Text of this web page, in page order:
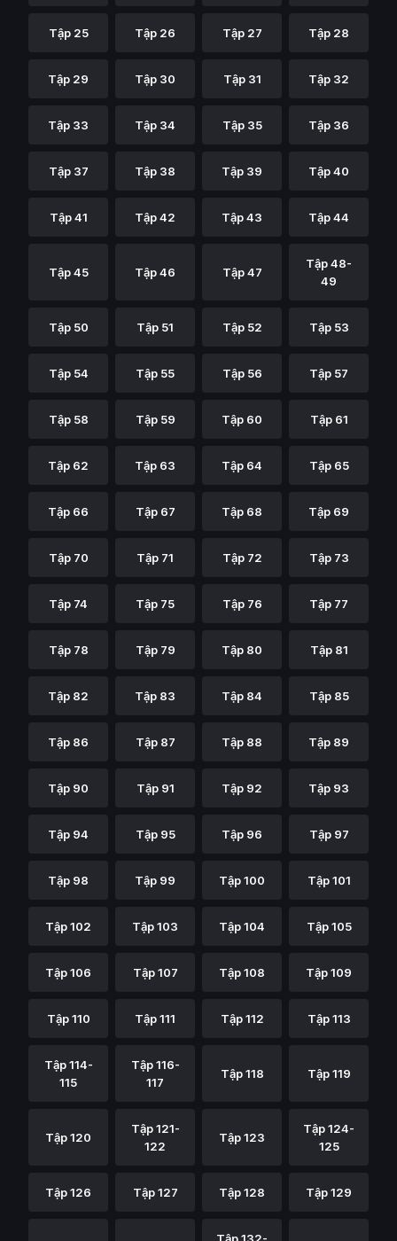
Tập 25 Tập 26 Tập 27 Tập 28
Tập 29 Tập 30 Tập 31 Tập 32
Tập 33 Tập 34 Tập 35 Tập 36
Tập 37 Tập 38 Tập 39 Tập 40
Tập 41 Tập 42 Tập 43 Tập 44
Tập 45 Tập 46 Tập 47
Tập 48-
49
Tập 50 Tập 51 Tập 52 Tập 53
Tập 54 Tập 55 Tập 56 Tập 57
Tập 58 Tập 59 Tập 60 Tập 61
Tập 62 Tập 63 Tập 64 Tập 65
Tập 66 Tập 67 Tập 68 Tập 69
Tập 70 Tập 71 Tập 72 Tập 73
Tập 74 Tập 75 Tập 76 Tập 77
Tập 78 Tập 79 Tập 80 Tập 81
Tập 82 Tập 83 Tập 84 Tập 85
Tập 86 Tập 87 Tập 88 Tập 89
Tập 90 Tập 91 Tập 92 Tập 93
Tập 94 Tập 95 Tập 96 Tập 97
Tập 98 Tập 99 Tập 100 Tập 101
Tập 102 Tập 103 Tập 104 Tập 105
Tập 106 Tập 107 Tập 108 Tập 109
Tập 110 Tập 111 Tập 112 Tập 113
Tập 114-
115
Tập 116-
117
Tập 118 Tập 119
Tập 120
Tập 121-
122
Tập 123
Tập 124-
125
Tập 126 Tập 127 Tập 128 Tập 129